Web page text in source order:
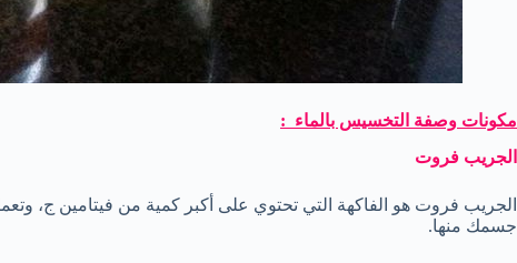
مكونات وصفة التخسيس بالماء :
الجريب فروت
الجريب فروت هو الفاكهة التي تحتوي على أكبر كمية من فيتامين ج،
جسمك منها.